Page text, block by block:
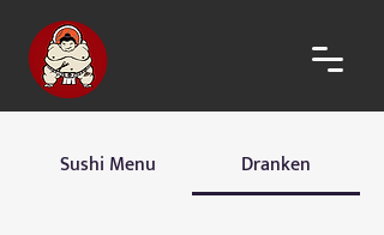
Sushi Menu Dranken